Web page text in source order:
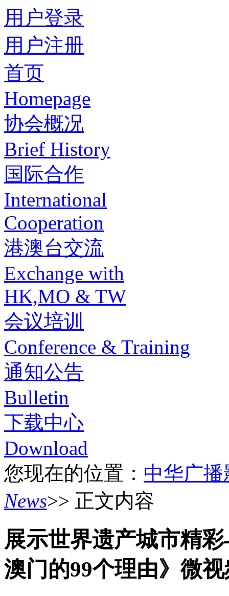
用户登录
用户注册
首页
Homepage
协会概况
Brief History
国际合作
International
Cooperation
港澳台交流
Exchange with
HK,MO & TW
会议培训
Conference & Training
通知公告
Bulletin
下载中心
Download
您现在的位置： 中华广
News>> 正文内容
展示世界遗产城市精
澳门的99个理由》微